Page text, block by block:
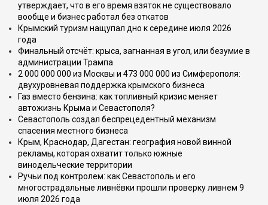
утверждает, что в его время взяток не существовало
вообще и бизнес работал без откатов
Крымский туризм нащупал дно к середине июля 2026
года
Финальный отсчёт: крыса, загнанная в угол, или безумие в
администрации Трампа
2 000 000 000 из Москвы и 473 000 000 из Симферополя:
двухуровневая поддержка крымского бизнеса
Газ вместо бензина: как топливный кризис меняет
автожизнь Крыма и Севастополя?
Севастополь создал беспрецедентный механизм
спасения местного бизнеса
Крым, Краснодар, Дагестан: география новой винной
рекламы, которая охватит только южные
винодельческие территории
Ручьи под контролем: как Севастополь и его
многострадальные ливнёвки прошли проверку ливнем 9
июля 2026 года